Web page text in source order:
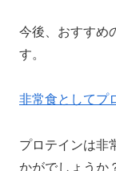
今後、おすすめ
す。
非常食としてプ
プロテインは非
かがでしょうか